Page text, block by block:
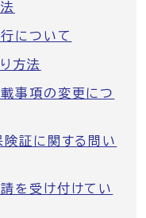
について
方法
事項の変更につ
険証に関する問い
を受け付けてい